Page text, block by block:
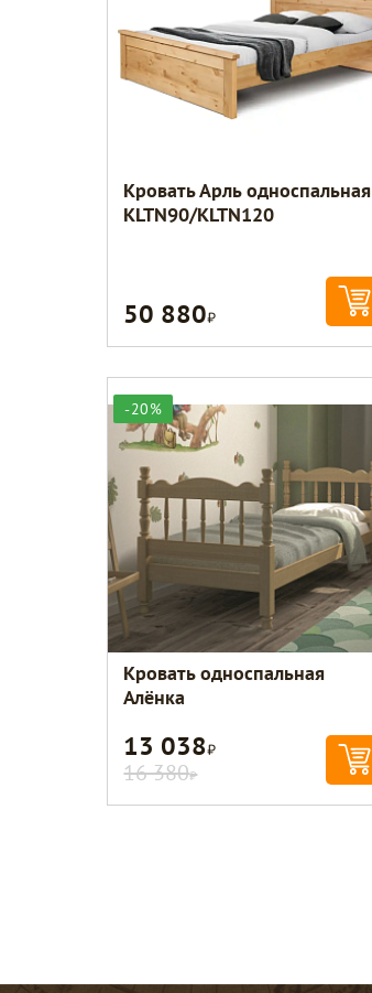
Кровать Арль односпальная
KLTN90/KLTN120
50 880Р
-20%
Кровать односпальная
Алёнка
13 038Р
16 380Р